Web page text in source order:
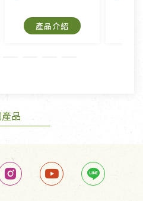
生用品除商品本身有瑕疵
合理例外情事適用準
用原箱退回，導致書籍有
角，將不接受退貨，也不
產品介紹
品